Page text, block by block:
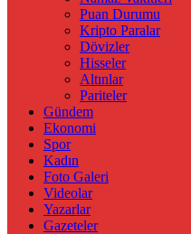
Puan Durumu
Kripto Paralar
Dövizler
Hisseler
Altınlar
Pariteler
Gündem
Ekonomi
Spor
Kadın
Foto Galeri
Videolar
Yazarlar
Gazeteler